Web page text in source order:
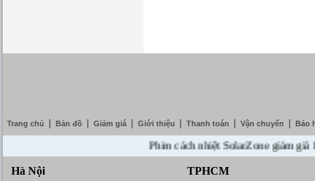
Trang chủ Bản đồ Giảm giá Giới thiệu Thanh toán Vận chuyển Bảo
Phim cách nhiệt SolarZone giảm giá
Hà Nội TPHCM